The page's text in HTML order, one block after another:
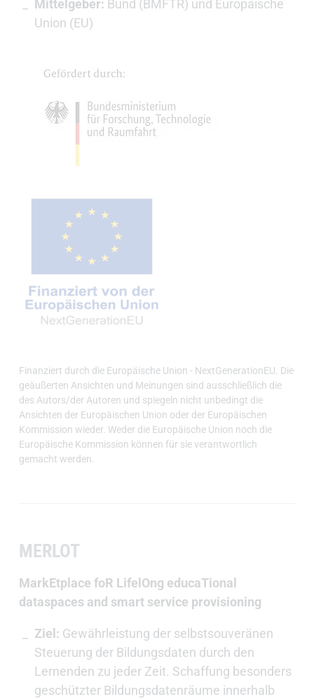
Mittelgeber: Bund (BMFTR) und Europäische
Union (EU)
Finanziert durch die Europäische Union - NextGenerationEU. Die
geäußerten Ansichten und Meinungen sind ausschließlich die
des Autors/der Autoren und spiegeln nicht unbedingt die
Ansichten der Europäischen Union oder der Europäischen
Kommission wieder. Weder die Europäische Union noch die
Europäische Kommission können für sie verantwortlich
gemacht werden.
MERLOT
MarkEtplace foR LifelOng educaTional
dataspaces and smart service provisioning
Ziel: Gewährleistung der selbstsouveränen
Steuerung der Bildungsdaten durch den
Lernenden zu jeder Zeit. Schaffung besonders
geschützter Bildungsdatenräume innerhalb